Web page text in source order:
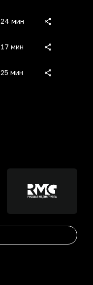
24 мин
17 мин
25 мин